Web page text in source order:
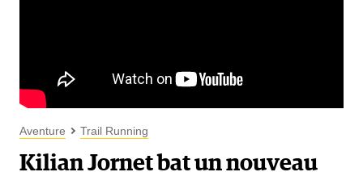
Aventure Trail Running
Kilian Jornet bat un nouveau